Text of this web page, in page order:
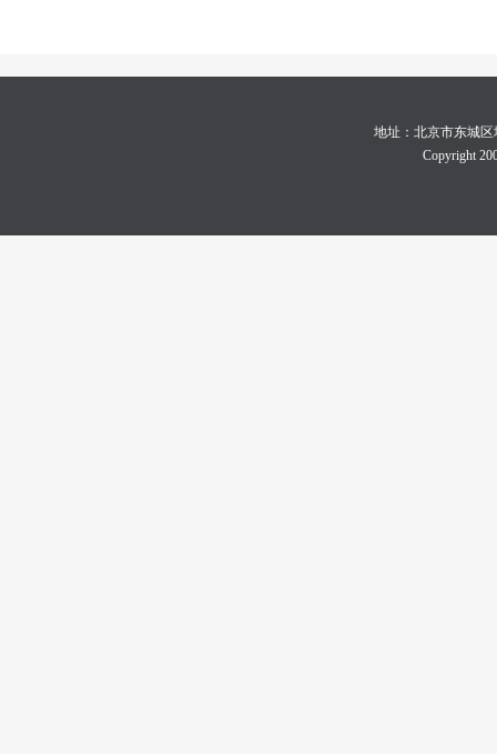
地址：北京市东城区
Copyright